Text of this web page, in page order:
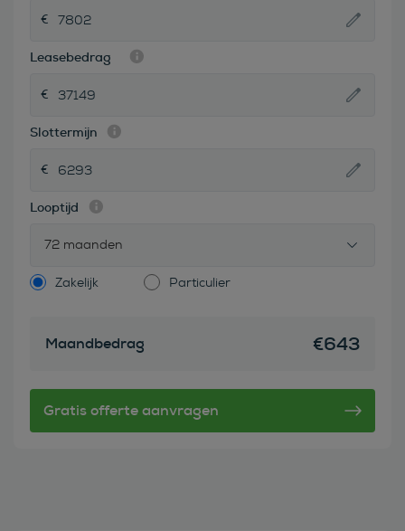
Leasebedrag
Slottermijn
Looptijd
72 maanden
Zakelijk Particulier
Maandbedrag €643